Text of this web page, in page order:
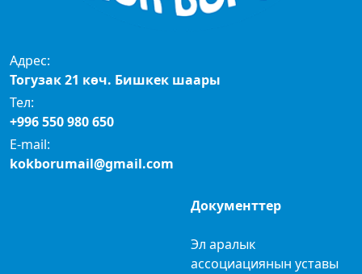
Адрес:
Тогузак 21 көч. Бишкек шаары
Тел:
+996 550 980 650
E-mail:
kokborumail@gmail.com
Документтер
Эл аралык
ассоциациянын уставы